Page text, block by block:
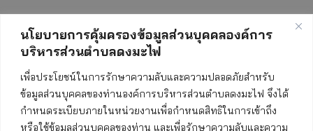
นโยบายการคุ้มครองข้อมูลส่วนบุคคลองค์การ
บริหารส่วนตำบลดงมะไฟ
เพื่อประโยชน์ในการรักษาความลับและความปลอดภัยสำหรับ
ข้อมูลส่วนบุคคลของท่านองค์การบริหารส่วนตำบลดงมะไฟ จึงได้
กำหนดระเบียบภายในหน่วยงานเพื่อกำหนดสิทธิในการเข้าถึง
หรือใช้ข้อมูลส่วนบุคคลของท่าน และเพื่อรักษาความลับและความ
สถิติการเข้าชมเว็บไซต์